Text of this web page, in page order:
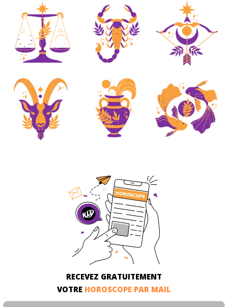
RECEVEZ GRATUITEMENT
VOTRE HOROSCOPE PAR MAIL